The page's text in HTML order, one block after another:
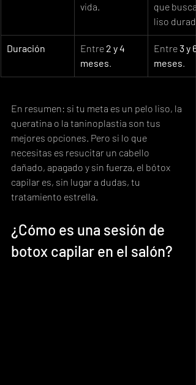
vida.
que
liso
Duración Entre 2 y 4
meses.
Entre 3 y 6
meses.
En resumen: si tu meta es un pelo liso, la
queratina o la taninoplastia son tus
mejores opciones. Pero si lo que
necesitas es resucitar un cabello
dañado, apagado y sin fuerza, el bótox
capilar es, sin lugar a dudas, tu
tratamiento estrella.
¿Cómo es una sesión de
botox capilar en el salón?